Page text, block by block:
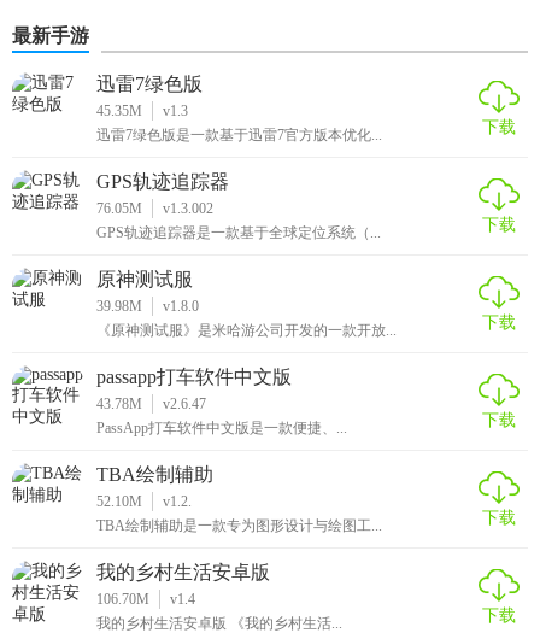
最新手游
迅雷7绿色版
45.35M
v1.3
迅雷7绿色版是一款基于迅雷7官方版本优化...
下载
GPS轨迹追踪器
76.05M
v1.3.002
GPS轨迹追踪器是一款基于全球定位系统（...
下载
原神测试服
39.98M
v1.8.0
《原神测试服》是米哈游公司开发的一款开放...
下载
passapp打车软件中文版
43.78M
v2.6.47
PassApp打车软件中文版是一款便捷、...
下载
TBA绘制辅助
52.10M
v1.2.
TBA绘制辅助是一款专为图形设计与绘图工...
下载
我的乡村生活安卓版
106.70M
v1.4
我的乡村生活安卓版 《我的乡村生活...
下载